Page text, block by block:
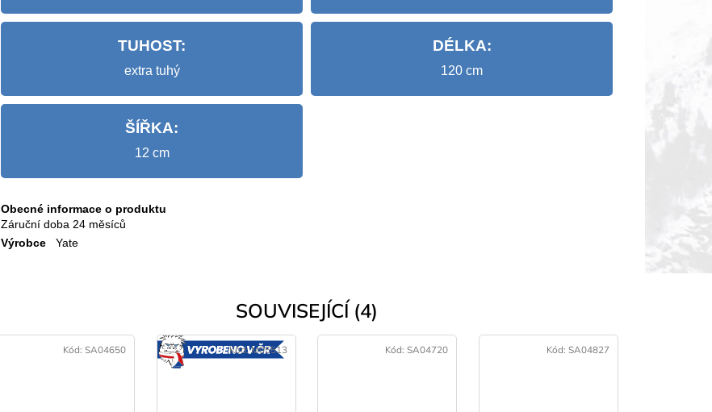
TUHOST:
extra tuhý
DÉLKA:
120 cm
ŠÍŘKA:
12 cm
Obecné informace o produktu
Záruční doba 24 měsíců
Výrobce
Yate
SOUVISEJÍCÍ (4)
Kód:SA04650 Kód:M05513 Kód:SA04720 Kód: SA04827